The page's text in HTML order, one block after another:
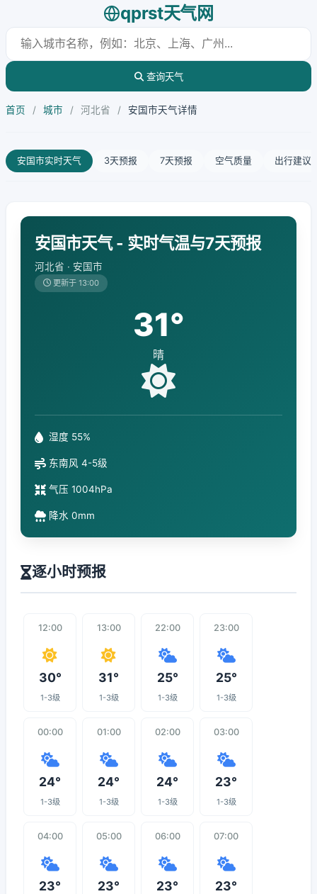
qprst天气网
查询天气
首页 / 城市 / 河北省 / 安国市天气详情
安国市实时天气 3天预报 7天预报 空气质量 出行建议
安国市天气 - 实时气温与7天预报
河北省 · 安国市
更新于 13:00
31°
晴
湿度 55%
东南风 4-5级
气压 1004hPa
降水 0mm
逐小时预报
12:00
30°
1-3级
13:00
31°
1-3级
22:00
25°
1-3级
23:00
25°
1-3级
00:00
24°
1-3级
01:00
24°
1-3级
02:00
24°
1-3级
03:00
23°
1-3级
04:00
23°
05:00
23°
06:00
23°
07:00
23°